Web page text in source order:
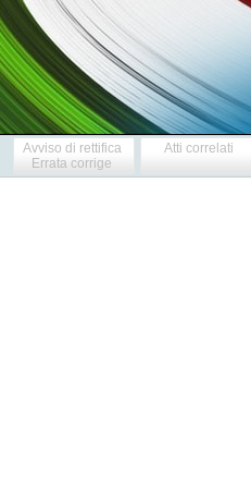
Avviso di rettifica
Errata corrige
Atti correlati